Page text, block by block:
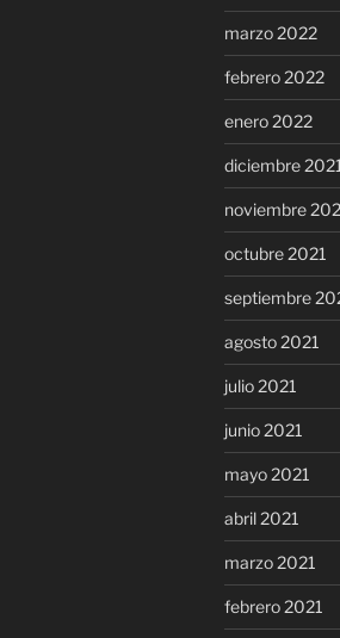
marzo 2022
febrero 2022
enero 2022
diciembre
noviembre
octubre 2021
septiembre
agosto 2021
julio 2021
junio 2021
mayo 2021
abril 2021
marzo 2021
febrero 2021